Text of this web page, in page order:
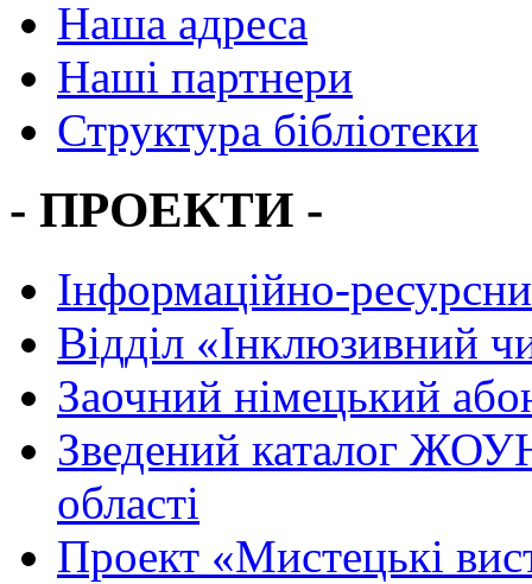
Наша адреса
Наші партнери
Структура бібліотеки
- ПРОЕКТИ -
Інформаційно-
Вiддiл «Інклюзивний
Заочний німецький
Зведений каталог
області
Проект «Мистецькі